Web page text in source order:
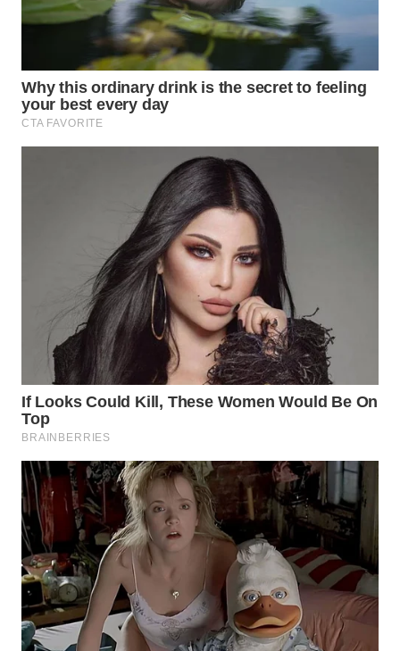
DAIRI
DANAU
TOBA
TAPANULI
SELATAN
WN
TANJUNG
LESUNG
WN
KARO
WN
SIMALUNGUN
WN
LABUHANBATU
WN